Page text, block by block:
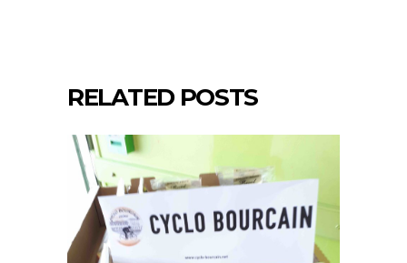
RELATED POSTS